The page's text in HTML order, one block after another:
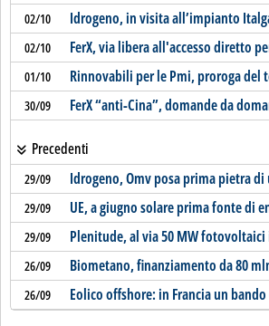
02/10 Idrogeno, in visita all’impianto
02/10 FerX, via libera all'accesso diretto
01/10 Rinnovabili per le Pmi, proroga del
30/09 FerX “anti-Cina”, domande da
Precedenti
29/09 Idrogeno, Omv posa prima pietra
29/09 UE, a giugno solare prima fonte di
29/09 Plenitude, al via 50 MW fotovoltaici
26/09 Biometano, finanziamento da 80
26/09 Eolico offshore: in Francia un